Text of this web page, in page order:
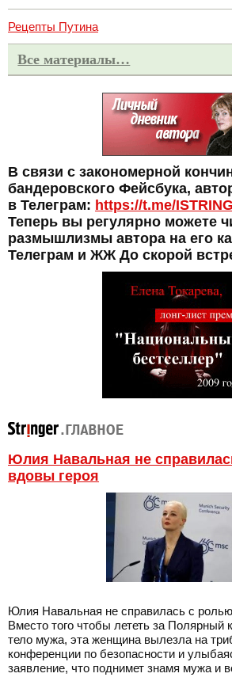
Рецепты Путина
Все материалы…
В связи с закономерной
бандеровского Фейсбука,
в Телеграм: https://t.me/
Теперь вы регулярно можете
размышлизмы автора на его
Телеграм и ЖЖ До скорой
Юлия Навальная не
вдовы героя
Юлия Навальная не справилась с
Вместо того чтобы лететь за Полярный
тело мужа, эта женщина вылезла на
конференции по безопасности и
заявление, что поднимет знамя мужа и